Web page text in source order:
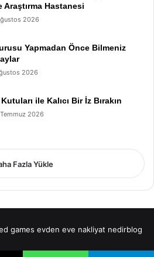
Araştırma Hastanesi
2026
Yapmadan Önce Bilmeniz
2026
ile Kalıcı Bir İz Bırakın
2026
Fazla Yükle
games evden eve nakliyat nedirblog